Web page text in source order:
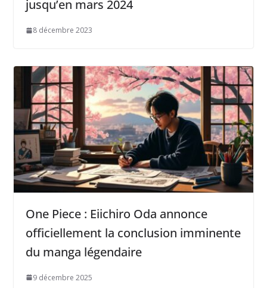
jusqu’en mars 2024
8 décembre 2023
One Piece : Eiichiro Oda annonce
officiellement la conclusion imminente
du manga légendaire
9 décembre 2025